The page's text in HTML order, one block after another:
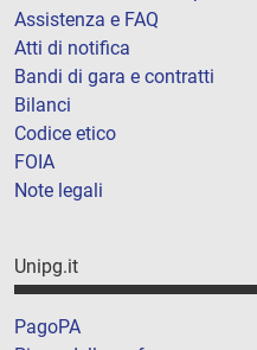
Assistenza e FAQ
Atti di notifica
Bandi di gara e contratti
Bilanci
Codice etico
FOIA
Note legali
Unipg.it
PagoPA